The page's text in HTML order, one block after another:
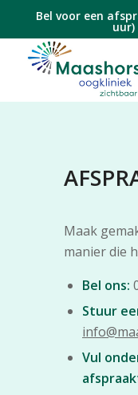
Bel voor een
uur)
Maak
manier die
Bel ons:
Stuur
Vul